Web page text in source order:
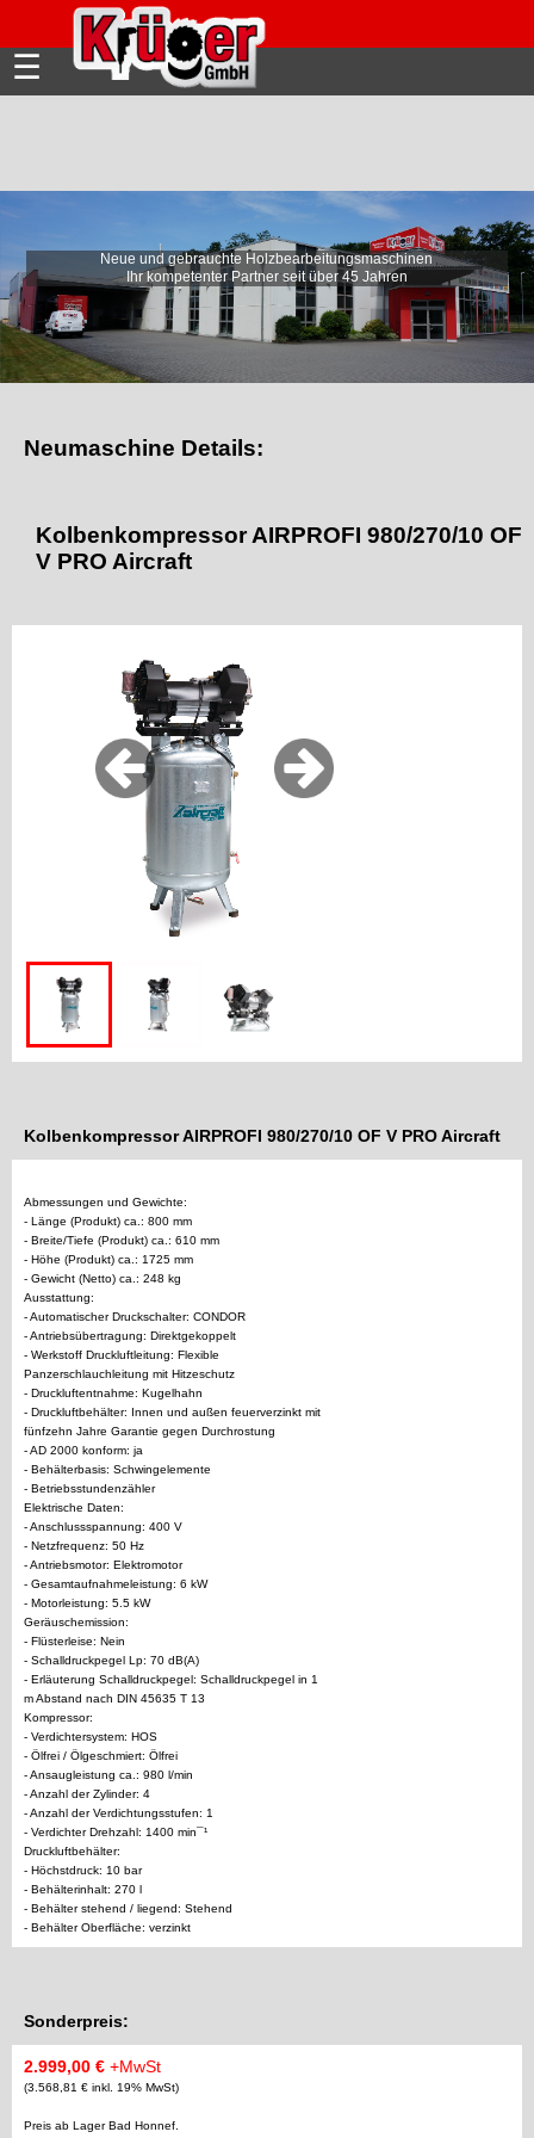
☰
Neue und gebrauchte Holzbearbeitungsmaschinen
Ihr kompetenter Partner seit über 45 Jahren
Neumaschine Details:
Kolbenkompressor AIRPROFI 980/270/10 OF
V PRO Aircraft
Kolbenkompressor AIRPROFI 980/270/10 OF V PRO Aircraft
Abmessungen und Gewichte:
- Länge (Produkt) ca.: 800 mm
- Breite/Tiefe (Produkt) ca.: 610 mm
- Höhe (Produkt) ca.: 1725 mm
- Gewicht (Netto) ca.: 248 kg
Ausstattung:
- Automatischer Druckschalter: CONDOR
- Antriebsübertragung: Direktgekoppelt
- Werkstoff Druckluftleitung: Flexible
Panzerschlauchleitung mit Hitzeschutz
- Druckluftentnahme: Kugelhahn
- Druckluftbehälter: Innen und außen feuerverzinkt mit
fünfzehn Jahre Garantie gegen Durchrostung
- AD 2000 konform: ja
- Behälterbasis: Schwingelemente
- Betriebsstundenzähler
Elektrische Daten:
- Anschlussspannung: 400 V
- Netzfrequenz: 50 Hz
- Antriebsmotor: Elektromotor
- Gesamtaufnahmeleistung: 6 kW
- Motorleistung: 5.5 kW
Geräuschemission:
- Flüsterleise: Nein
- Schalldruckpegel Lp: 70 dB(A)
- Erläuterung Schalldruckpegel: Schalldruckpegel in 1
m Abstand nach DIN 45635 T 13
Kompressor:
- Verdichtersystem: HOS
- Ölfrei / Ölgeschmiert: Ölfrei
- Ansaugleistung ca.: 980 l/min
- Anzahl der Zylinder: 4
- Anzahl der Verdichtungsstufen: 1
- Verdichter Drehzahl: 1400 min¯¹
Druckluftbehälter:
- Höchstdruck: 10 bar
- Behälterinhalt: 270 l
- Behälter stehend / liegend: Stehend
- Behälter Oberfläche: verzinkt
Sonderpreis:
2.999,00 € +MwSt
(3.568,81 € inkl. 19% MwSt)
Preis ab Lager Bad Honnef.